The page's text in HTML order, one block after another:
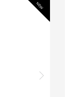
NEW